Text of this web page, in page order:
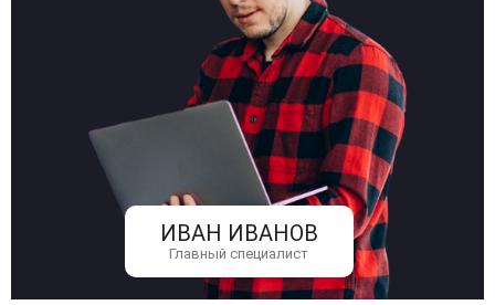
ИВАН ИВАНОВ
Главный специалист